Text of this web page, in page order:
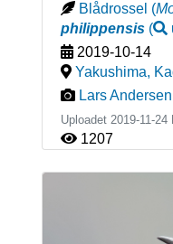
Blådrossel (
philippensis(
2019-10-14
Yakushima,
Lars Andersen
Uploadet 2019-11-24
1207